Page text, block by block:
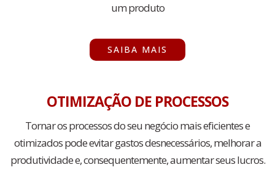
um produto
SAIBA MAIS
OTIMIZAÇÃO DE PROCESSOS
Tornar os processos do seu negócio mais eficientes e
otimizados pode evitar gastos desnecessários, melhorar a
produtividade e, consequentemente, aumentar seus lucros.